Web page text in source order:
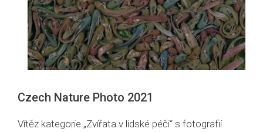
Czech Nature Photo 2021
Vítěz kategorie „Zvířata v lidské péči“ s fotografií